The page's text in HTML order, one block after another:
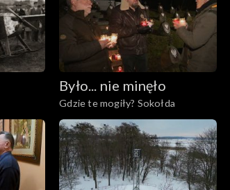
Było... nie minęło
Gdzie te mogiły? Sokołda